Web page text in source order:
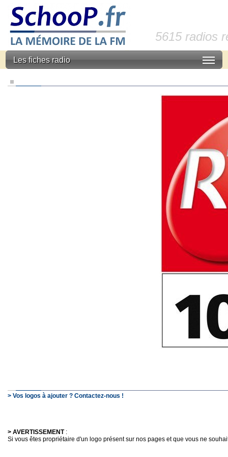
5615 radios
Les fiches radio
> Vos logos à ajouter ? Contactez-nous !
> AVERTISSEMENT:
Si vous êtes propriétaire d'un logo présent sur nos pages et que vous ne